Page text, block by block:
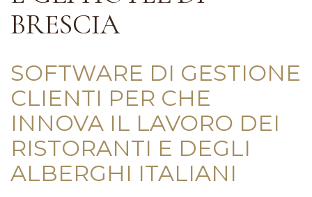
BRESCIA
SOFTWARE DI GESTIONE
CLIENTI PER CHE
INNOVA IL LAVORO DEI
RISTORANTI E DEGLI
ALBERGHI ITALIANI